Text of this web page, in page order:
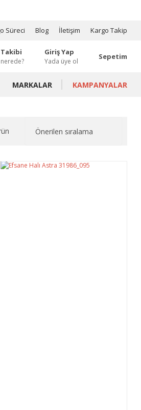
Süreci Blog İletişim Kargo Takip
Giriş Yap
Yada üye ol
Sepetim
MARKALAR KAMPANYALAR